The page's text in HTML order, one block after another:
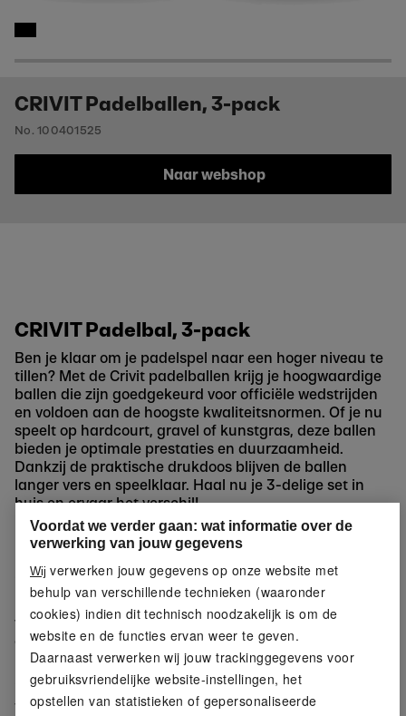
CRIVIT Padelballen, 3-pack
No. 100401525
Naar webshop
CRIVIT Padelbal, 3-pack
Ben je klaar om je padelspel naar een hoger niveau te
tillen? Met de Crivit padelballen krijg je hoogwaardige
ballen die zijn goedgekeurd voor officiële wedstrijden
en voldoen aan de hoogste kwaliteitsnormen. Of je nu
speelt op hardcourt, gravel of kunstgras, deze ballen
bieden je optimale prestaties en duurzaamheid.
Dankzij de praktische drukdoos blijven de ballen
langer vers en speelklaar. Haal nu je 3-delige set in
huis en ervaar het verschil!
Eigenschappen
Optimale prestaties op kunstgrasbanen
De ballen zijn gevuld met druk
, wat ze optimaal maakt
voor gebruik op kunstgrasbanen en zorgt voor een
consistente speelervaring.
Gecertificeerde kwaliteit voor officiële
wedstrijden
Voordat we verder gaan: wat informatie over de
verwerking van jouw gegevens
Wij verwerken jouw gegevens op onze website met
behulp van verschillende technieken (waaronder
cookies) indien dit technisch noodzakelijk is om de
website en de functies ervan weer te geven.
Daarnaast verwerken wij jouw trackinggegevens voor
gebruiksvriendelijke website-instellingen, het
opstellen van statistieken of gepersonaliseerde